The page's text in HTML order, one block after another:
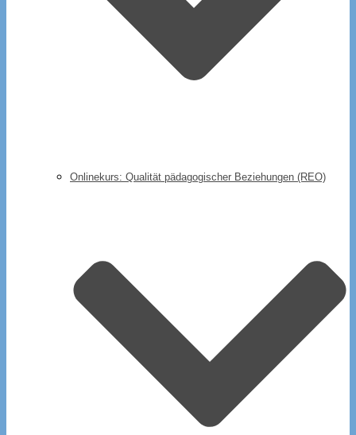
Onlinekurs: Qualität pädagogischer Beziehungen (REO)